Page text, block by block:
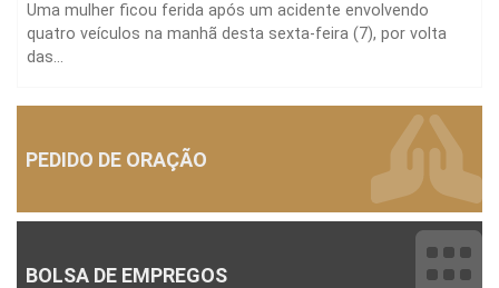
Uma mulher ficou ferida após um acidente envolvendo
quatro veículos na manhã desta sexta-feira (7), por volta
das...
PEDIDO DE ORAÇÃO
BOLSA DE EMPREGOS